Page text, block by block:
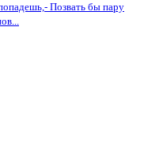
Позвать бы пару